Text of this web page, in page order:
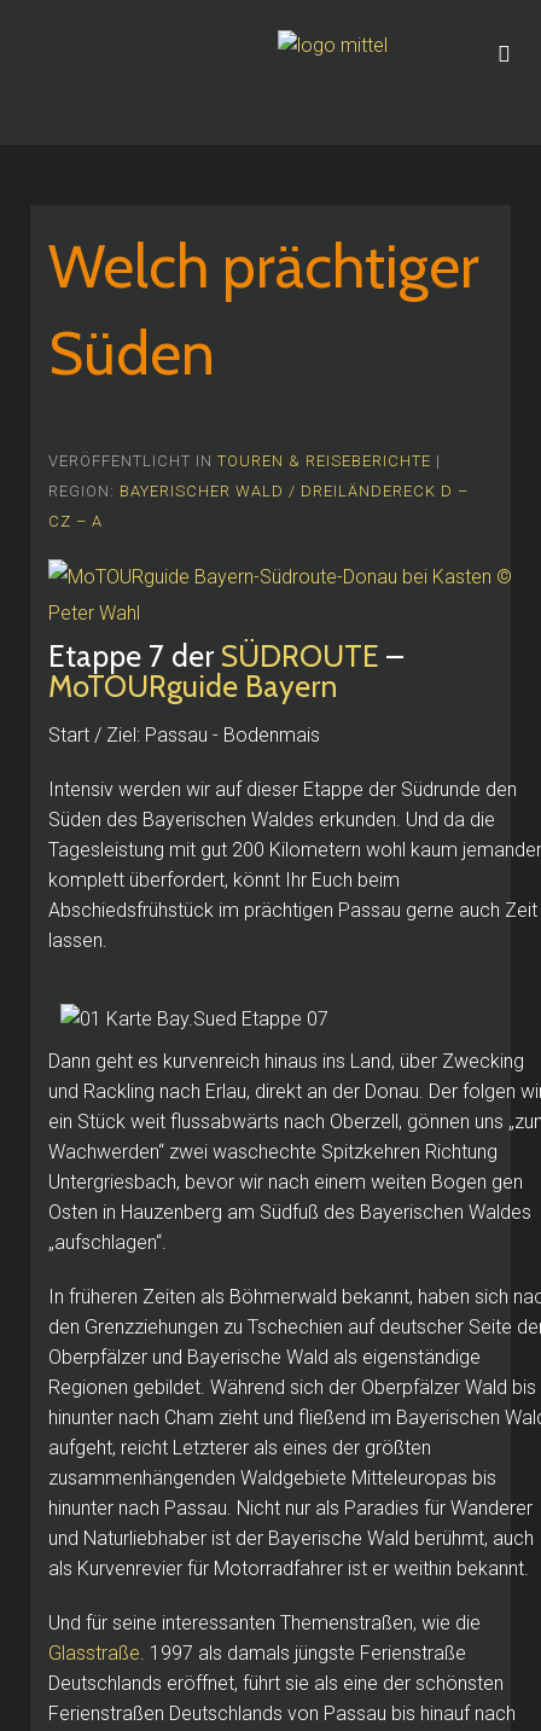
Welch prächtiger
Süden
VERÖFFENTLICHT IN TOUREN & REISEBERICHTE |
REGION: BAYERISCHER WALD / DREILÄNDERECK D –
CZ – A
Etappe 7 der SÜDROUTE –
MoTOURguide Bayern
Start / Ziel: Passau - Bodenmais
Intensiv werden wir auf dieser Etappe der Südrunde den
Süden des Bayerischen Waldes erkunden. Und da die
Tagesleistung mit gut 200 Kilometern wohl kaum
komplett überfordert, könnt Ihr Euch beim
Abschiedsfrühstück im prächtigen Passau gerne auch Zeit
lassen.
Dann geht es kurvenreich hinaus ins Land, über Zwecking
und Rackling nach Erlau, direkt an der Donau. Der folgen
ein Stück weit flussabwärts nach Oberzell, gönnen uns
Wachwerden“ zwei waschechte Spitzkehren Richtung
Untergriesbach, bevor wir nach einem weiten Bogen gen
Osten in Hauzenberg am Südfuß des Bayerischen Waldes
„aufschlagen“.
In früheren Zeiten als Böhmerwald bekannt, haben sich
den Grenzziehungen zu Tschechien auf deutscher Seite
Oberpfälzer und Bayerische Wald als eigenständige
Regionen gebildet. Während sich der Oberpfälzer Wald bis
hinunter nach Cham zieht und fließend im Bayerischen
aufgeht, reicht Letzterer als eines der größten
zusammenhängenden Waldgebiete Mitteleuropas bis
hinunter nach Passau. Nicht nur als Paradies für Wanderer
und Naturliebhaber ist der Bayerische Wald berühmt, auch
als Kurvenrevier für Motorradfahrer ist er weithin bekannt.
Und für seine interessanten Themenstraßen, wie die
Glasstraße. 1997 als damals jüngste Ferienstraße
Deutschlands eröffnet, führt sie als eine der schönsten
Ferienstraßen Deutschlands von Passau bis hinauf nach